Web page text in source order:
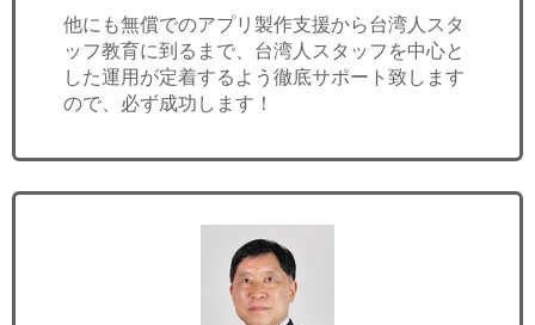
他にも無償でのアプリ製作支援から台湾人スタ
ッフ教育に到るまで、台湾人スタッフを中心と
した運用が定着するよう徹底サポート致します
ので、必ず成功します！